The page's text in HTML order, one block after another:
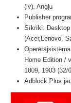
(lv), Angļu
Publisher
Sīkrīki: Desktop
(Acer,Lenovo,
Home Edition /
1809, 1903 (32/
Adblock Plus